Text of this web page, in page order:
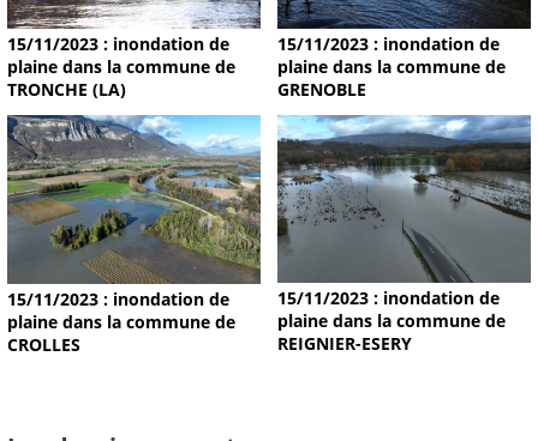
15/11/2023 : inondation de
plaine dans la commune de
TRONCHE (LA)
15/11/2023 : inondation de
plaine dans la commune de
GRENOBLE
15/11/2023 : inondation de
plaine dans la commune de
CROLLES
15/11/2023 : inondation de
plaine dans la commune de
REIGNIER-ESERY